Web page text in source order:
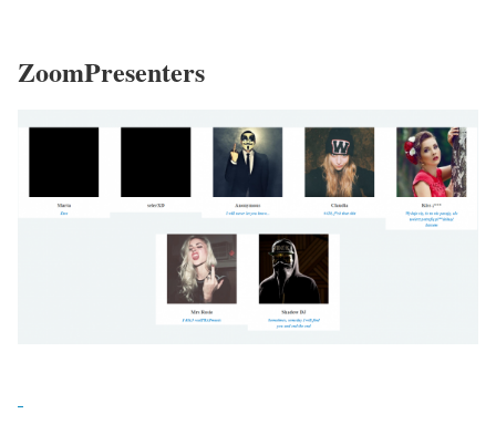
ZoomPresenters